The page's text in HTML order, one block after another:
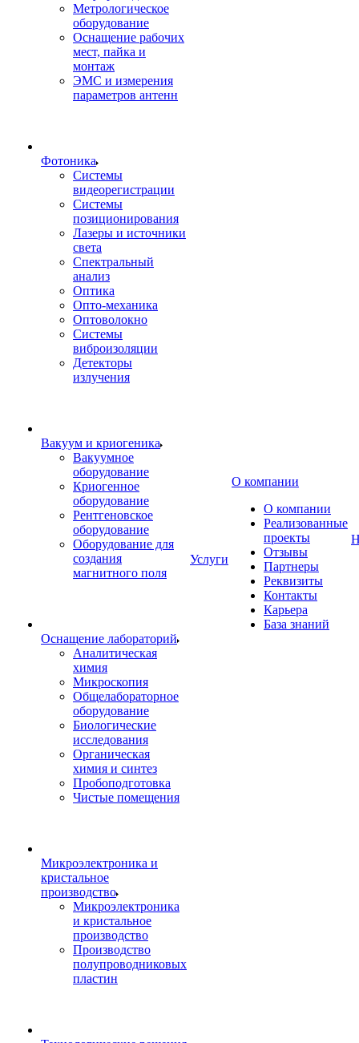
Метрологическое
оборудование
Оснащение рабочих
мест, пайка и
монтаж
ЭМС и измерения
параметров антенн
Фотоника
Cистемы
видеорегистрации
Системы
позиционирования
Лазеры и источники
света
Спектральный
анализ
Оптика
Опто-механика
Оптоволокно
Системы
виброизоляции
Детекторы
излучения
Вакуум и криогеника
Вакуумное
оборудование
Криогенное
оборудование
Рентгеновское
оборудование
Оборудование для
создания
магнитного поля
Оснащение лабораторий
Аналитическая
химия
Микроскопия
Общелабораторное
оборудование
Биологические
исследования
Органическая
химия и синтез
Пробоподготовка
Чистые помещения
Микроэлектроника и
кристальное
производство
Микроэлектроника
и кристальное
производство
Производство
полупроводниковых
пластин
Услуги
О компании
О компании
Реализованные
проекты
Отзывы
Партнеры
Реквизиты
Контакты
Карьера
База знаний